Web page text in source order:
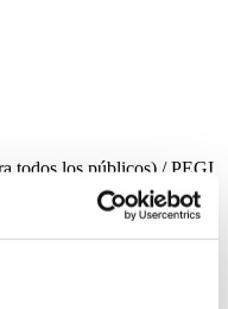
todos los públicos) / PEGI
y lo administren
y adecuado para